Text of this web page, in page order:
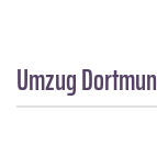
Umzug